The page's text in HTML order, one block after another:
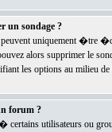
un sondage ?
peuvent uniquement �tre
alors supprimer le
les options au milieu
forum ?
utilisateurs ou